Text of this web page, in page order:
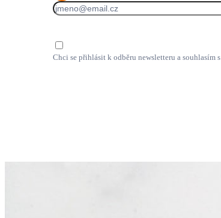
Chci se přihlásit k odběru newsletteru a souhlasím s